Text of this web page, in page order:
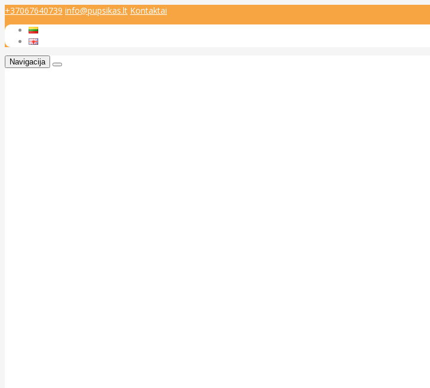
+37067640739 info@pupsikas.lt Kontaktai
Navigacija